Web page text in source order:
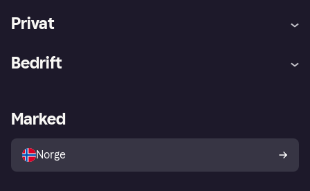
Privat
Utforsk butikker
Bedrift
Merchant portal
Marked
Norge